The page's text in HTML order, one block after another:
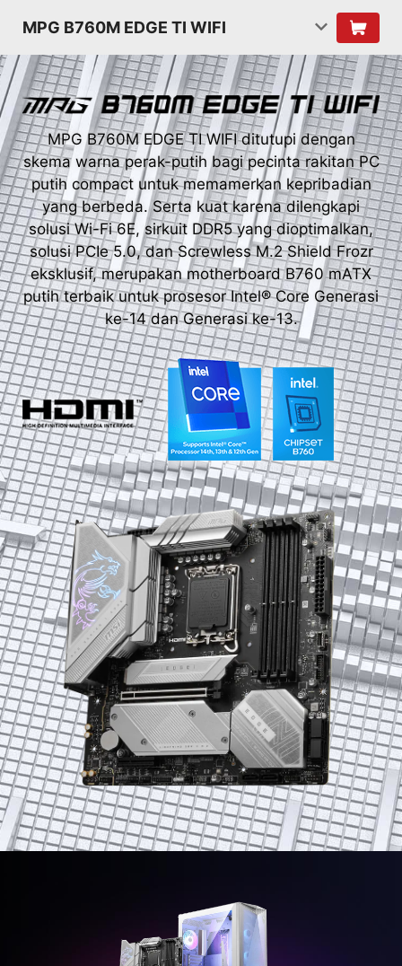
MPG B760M EDGE TI WIFI
MPG B760M EDGE TI WIFI ditutupi dengan
skema warna perak-putih bagi pecinta rakitan PC
putih compact untuk memamerkan kepribadian
yang berbeda. Serta kuat karena dilengkapi
solusi Wi-Fi 6E, sirkuit DDR5 yang dioptimalkan,
solusi PCIe 5.0, dan Screwless M.2 Shield Frozr
eksklusif, merupakan motherboard B760 mATX
putih terbaik untuk prosesor Intel® Core Generasi
ke-14 dan Generasi ke-13.